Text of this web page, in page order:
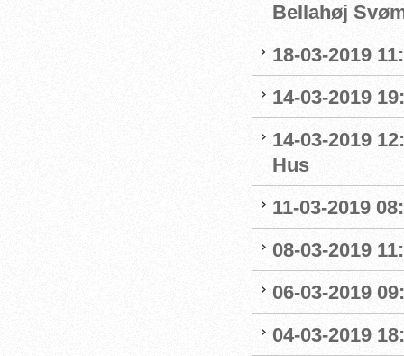
Bellahøj
18-03-2019
14-03-2019
14-03-2019
Hus
11-03-2019
08-03-2019
06-03-2019
04-03-2019